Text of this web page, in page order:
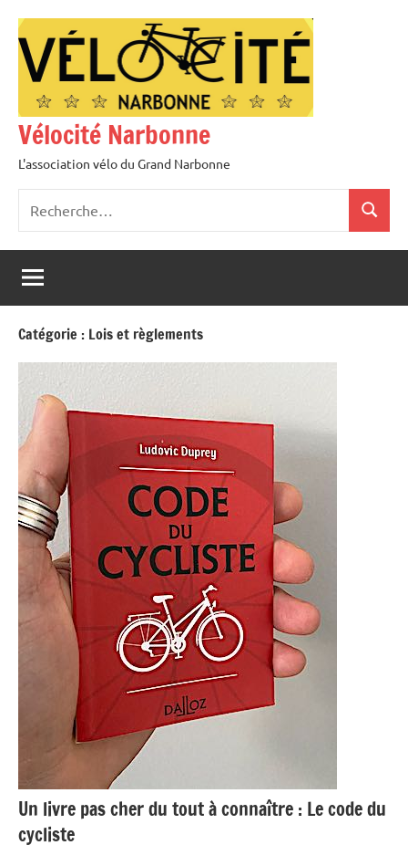
contenu
Vélocité Narbonne
L'association vélo du Grand Narbonne
:
Catégorie : Lois et règlements
Un livre pas cher du tout à connaître : Le code du
cycliste